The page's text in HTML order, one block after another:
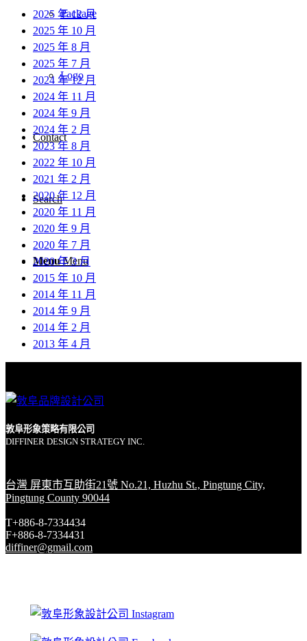
Package
Logo
Contact
Search
Menu Menu
2025 年 12 月
2025 年 10 月
2025 年 8 月
2025 年 7 月
2024 年 12 月
2024 年 11 月
2024 年 9 月
2024 年 2 月
2023 年 8 月
2022 年 10 月
2021 年 2 月
2020 年 12 月
2020 年 11 月
2020 年 9 月
2020 年 7 月
2020 年 3 月
2015 年 10 月
2014 年 11 月
2014 年 9 月
2014 年 2 月
2013 年 4 月
敦阜形象策略有限公司
DIFFINER DESIGN STRATEGY INC.
台灣 屏東市互助街21號 No.21, Huzhu St., Pingtung City,
Pingtung County 90044
T+886-8-7334434
F+886-8-7334431
diffiner@gmail.com